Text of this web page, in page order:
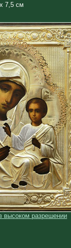
7,5 см
высоком разрешении